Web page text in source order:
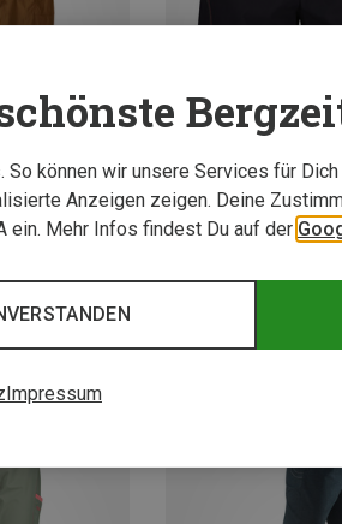
39,95 €
können wir unsere Services für
Anzeigen zeigen. Deine
ein. Mehr Infos findest Du auf der
Impressum